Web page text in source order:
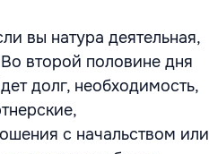
вы натура деятельная,
второй половине дня
долг, необходимость,
с начальством или